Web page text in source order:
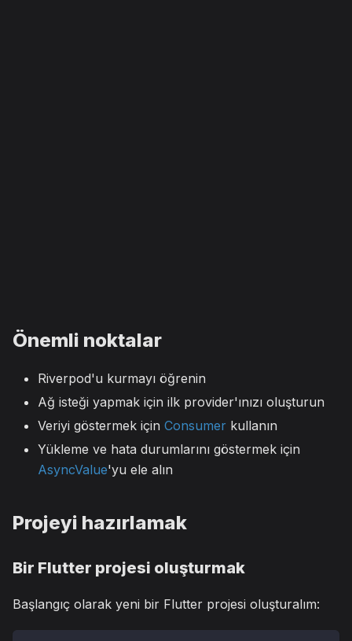
Önemli noktalar
Riverpod'u kurmayı öğrenin
Ağ isteği yapmak için ilk provider'ınızı oluşturun
Veriyi göstermek için Consumer kullanın
Yükleme ve hata durumlarını göstermek için
AsyncValue'yu ele alın
Projeyi hazırlamak
Bir Flutter projesi oluşturmak
Başlangıç olarak yeni bir Flutter projesi oluşturalım: